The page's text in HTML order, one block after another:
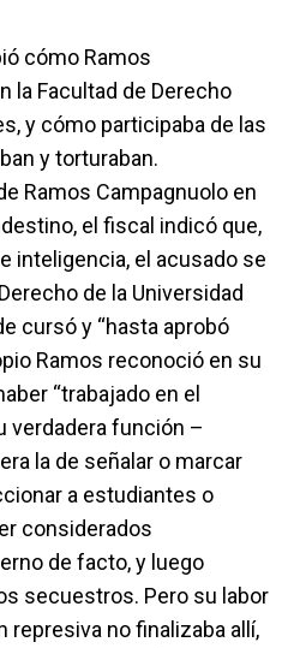
cómo Ramos
la Facultad de Derecho
y cómo participaba de las
y torturaban.
Ramos Campagnuolo en
el fiscal indicó que,
inteligencia, el acusado se
de la Universidad
cursó y “hasta aprobó
Ramos reconoció en su
“trabajado en el
verdadera función –
la de señalar o marcar
a estudiantes o
considerados
de facto, y luego
secuestros. Pero su labor
represiva no finalizaba allí,